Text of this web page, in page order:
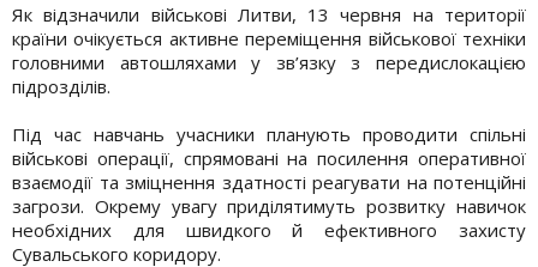
Як відзначили військові Литви, 13 червня на території
країни очікується активне переміщення військової техніки
головними автошляхами у зв’язку з передислокацією
підрозділів.
Під час навчань учасники планують проводити спільні
військові операції, спрямовані на посилення оперативної
взаємодії та зміцнення здатності реагувати на потенційні
загрози. Окрему увагу приділятимуть розвитку навичок
необхідних для швидкого й ефективного захисту
Сувальського коридору.